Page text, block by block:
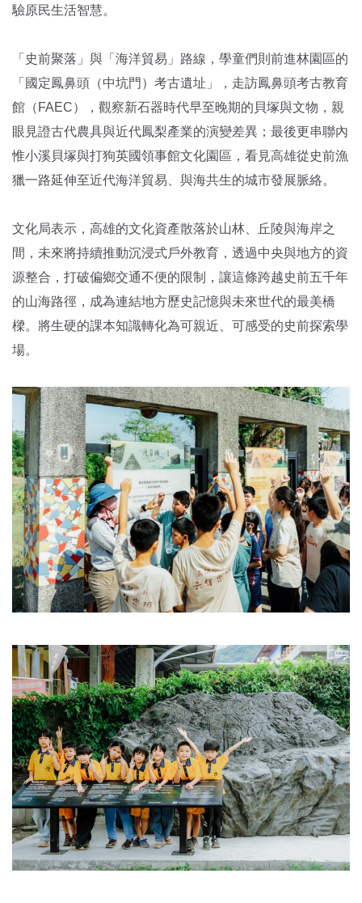
驗原民生活智慧。
「史前聚落」與「海洋貿易」路線，學童們則前進林園區的
「國定鳳鼻頭（中坑門）考古遺址」，走訪鳳鼻頭考古教育
館（FAEC），觀察新石器時代早至晚期的貝塚與文物，親
眼見證古代農具與近代鳳梨產業的演變差異；最後更串聯內
惟小溪貝塚與打狗英國領事館文化園區，看見高雄從史前漁
獵一路延伸至近代海洋貿易、與海共生的城市發展脈絡。
文化局表示，高雄的文化資產散落於山林、丘陵與海岸之
間，未來將持續推動沉浸式戶外教育，透過中央與地方的資
源整合，打破偏鄉交通不便的限制，讓這條跨越史前五千年
的山海路徑，成為連結地方歷史記憶與未來世代的最美橋
樑。將生硬的課本知識轉化為可親近、可感受的史前探索學
場。